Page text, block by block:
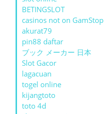
BETINGSLOT
casinos not on GamStop
akurat79
pin88 daftar
ブック メーカー 日本
Slot Gacor
lagacuan
togel online
kijangtoto
toto 4d